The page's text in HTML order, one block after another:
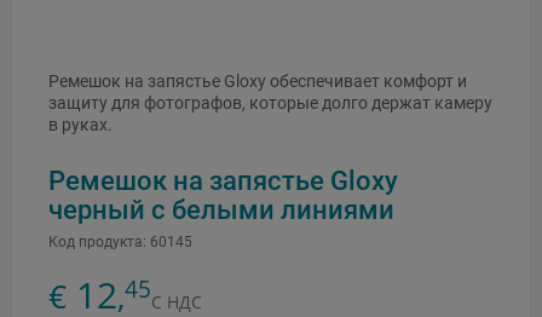
Ремешок на запястье Gloxy обеспечивает комфорт и
защиту для фотографов, которые долго держат камеру
в руках.
Ремешок на запястье Gloxy
черный с белыми линиями
Код продукта: 60145
€ 12,45С НДС